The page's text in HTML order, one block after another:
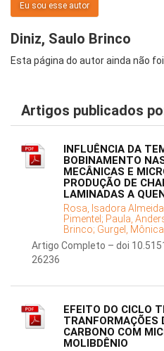
Eu sou esse autor
Diniz, Saulo Brinco
Esta página do autor ainda não
Artigos publicados
INFLUÊNCIA DA
BOBINAMENTO
MECÂNICAS E
PRODUÇÃO DE
LAMINADAS A
Rosa, Isadora
Pimentel; Paula,
Brinco; Gurgel,
Artigo Completo – doi
26236
EFEITO DO CICLO
TRANFORMAÇÕES
CARBONO COM
MOLIBDÊNIO